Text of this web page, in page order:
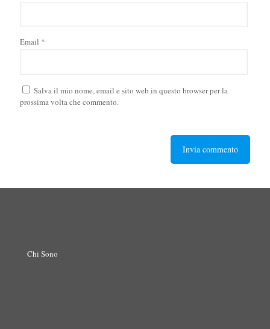
Email *
Salva il mio nome, email e sito web in questo browser per la
prossima volta che commento.
Chi Sono